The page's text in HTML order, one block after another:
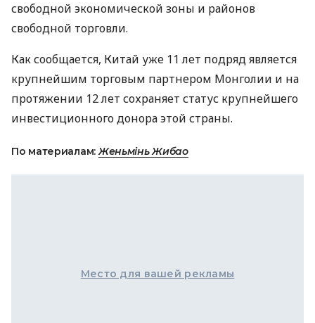
свободной экономической зоны и районов
свободной торговли.
Как сообщается, Китай уже 11 лет подряд является
крупнейшим торговым партнером Монголии и на
протяжении 12 лет сохраняет статус крупнейшего
инвестиционного донора этой страны.
По материалам:Женьмінь Жибао
Место для вашей рекламы